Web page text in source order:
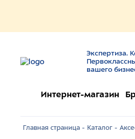
Экспертиза.
вашего
Интернет-магазин
Главная страница - Каталог -